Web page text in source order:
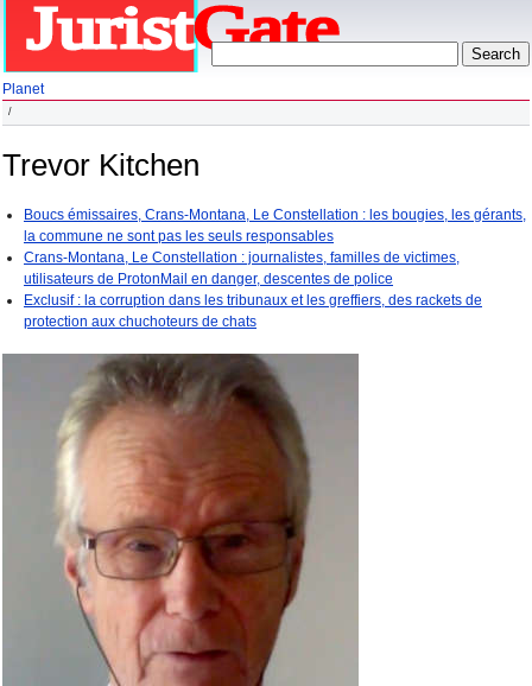
Planet
Trevor Kitchen
Boucs émissaires, Crans-Montana, Le Constellation : les bougies, les gérants,
la commune ne sont pas les seuls responsables
Crans-Montana, Le Constellation : journalistes, familles de victimes,
utilisateurs de ProtonMail en danger, descentes de police
Exclusif : la corruption dans les tribunaux et les greffiers, des rackets de
protection aux chuchoteurs de chats